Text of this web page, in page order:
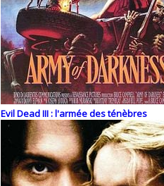
Evil Dead III : l'armée des ténèbres